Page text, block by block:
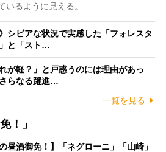
いるように見える。…
シビアな状況で実感した「フォレスタ
と「スト…
が軽？」と戸惑うのには理由があっ
らなる躍進…
一覧を見る
！」
昼酒御免！】「ネグローニ」「山崎」